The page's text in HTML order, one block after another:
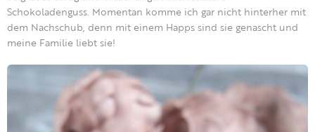
Schokoladenguss. Momentan komme ich gar nicht hinterher mit
dem Nachschub, denn mit einem Happs sind sie genascht und
meine Familie liebt sie!